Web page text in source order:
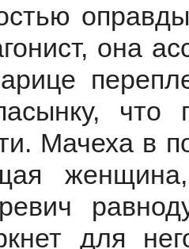
она
что
Мачеха в
для